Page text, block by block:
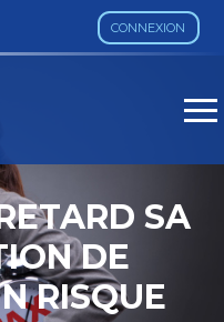
CONNEXION
SA
DE
RISQUE